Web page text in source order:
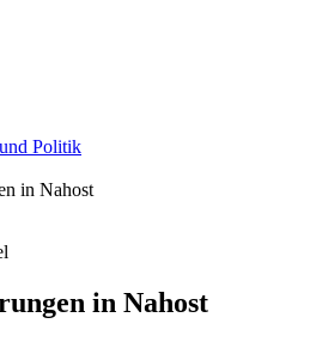
Politik
in Nahost
in Nahost